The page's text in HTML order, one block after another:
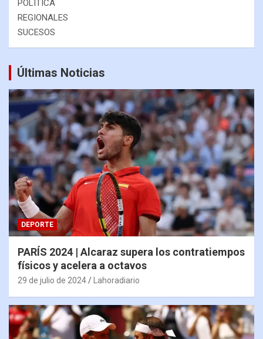
POLÍTICA
REGIONALES
SUCESOS
Últimas Noticias
DEPORTE
PARÍS 2024 | Alcaraz supera los contratiempos
físicos y acelera a octavos
29 de julio de 2024 Lahoradiario